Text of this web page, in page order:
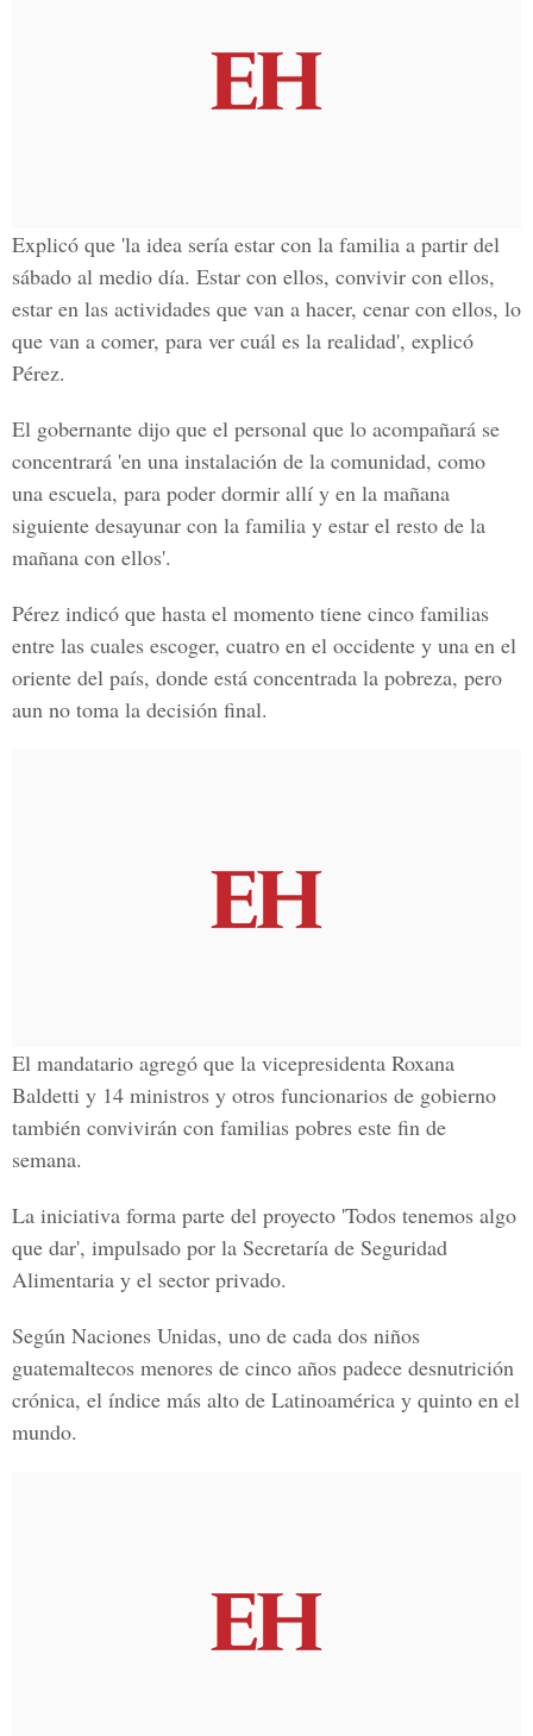
Explicó que 'la idea sería estar con la familia a partir del
sábado al medio día. Estar con ellos, convivir con ellos,
estar en las actividades que van a hacer, cenar con ellos, lo
que van a comer, para ver cuál es la realidad', explicó
Pérez.
El gobernante dijo que el personal que lo acompañará se
concentrará 'en una instalación de la comunidad, como
una escuela, para poder dormir allí y en la mañana
siguiente desayunar con la familia y estar el resto de la
mañana con ellos'.
Pérez indicó que hasta el momento tiene cinco familias
entre las cuales escoger, cuatro en el occidente y una en el
oriente del país, donde está concentrada la pobreza, pero
aun no toma la decisión final.
El mandatario agregó que la vicepresidenta Roxana
Baldetti y 14 ministros y otros funcionarios de gobierno
también convivirán con familias pobres este fin de
semana.
La iniciativa forma parte del proyecto 'Todos tenemos algo
que dar', impulsado por la Secretaría de Seguridad
Alimentaria y el sector privado.
Según Naciones Unidas, uno de cada dos niños
guatemaltecos menores de cinco años padece desnutrición
crónica, el índice más alto de Latinoamérica y quinto en el
mundo.